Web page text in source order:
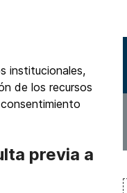
institucionales,
de los recursos
previa a